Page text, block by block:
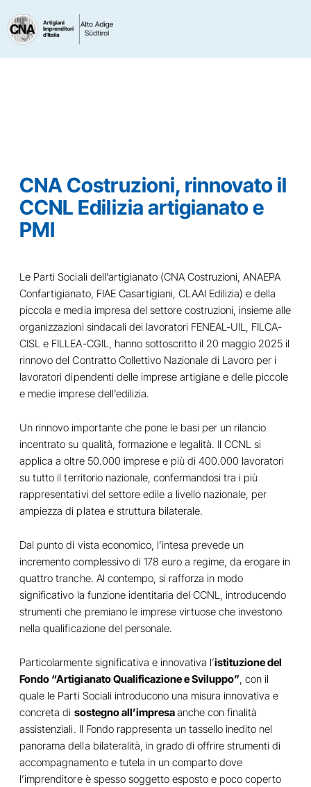
CNA Costruzioni, rinnovato il
CCNL Edilizia artigianato e
PMI
Le Parti Sociali dell’artigianato (CNA Costruzioni, ANAEPA
Confartigianato, FIAE Casartigiani, CLAAI Edilizia) e della
piccola e media impresa del settore costruzioni, insieme alle
organizzazioni sindacali dei lavoratori FENEAL-UIL, FILCA-
CISL e FILLEA-CGIL, hanno sottoscritto il 20 maggio 2025 il
rinnovo del Contratto Collettivo Nazionale di Lavoro per i
lavoratori dipendenti delle imprese artigiane e delle piccole
e medie imprese dell’edilizia.
Un rinnovo importante che pone le basi per un rilancio
incentrato su qualità, formazione e legalità. Il CCNL si
applica a oltre 50.000 imprese e più di 400.000 lavoratori
su tutto il territorio nazionale, confermandosi tra i più
rappresentativi del settore edile a livello nazionale, per
ampiezza di platea e struttura bilaterale.
Dal punto di vista economico, l’intesa prevede un
incremento complessivo di 178 euro a regime, da erogare in
quattro tranche. Al contempo, si rafforza in modo
significativo la funzione identitaria del CCNL, introducendo
strumenti che premiano le imprese virtuose che investono
nella qualificazione del personale.
Particolarmente significativa e innovativa l’istituzione del
Fondo “Artigianato Qualificazione e Sviluppo”, con il
quale le Parti Sociali introducono una misura innovativa e
concreta di sostegno all’impresaanche con finalità
assistenziali. Il Fondo rappresenta un tassello inedito nel
panorama della bilateralità, in grado di offrire strumenti di
accompagnamento e tutela in un comparto dove
l’imprenditore è spesso soggetto esposto e poco coperto